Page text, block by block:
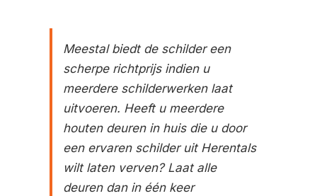
Meestal biedt de schilder een
scherpe richtprijs indien u
meerdere schilderwerken laat
uitvoeren. Heeft u meerdere
houten deuren in huis die u door
een ervaren schilder uit Herentals
wilt laten verven? Laat alle
deuren dan in één keer